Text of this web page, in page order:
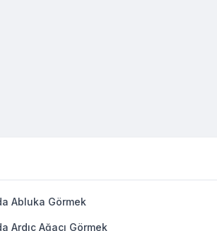
Abluka Görmek
Ardıç Ağacı Görmek